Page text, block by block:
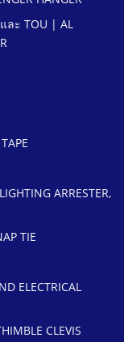
ละ TOU | AL
ARRESTER,
TIE
ELECTRICAL
CLEVIS